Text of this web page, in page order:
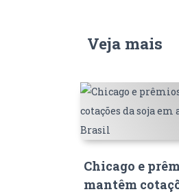
Veja mais
Chicago e
mantêm